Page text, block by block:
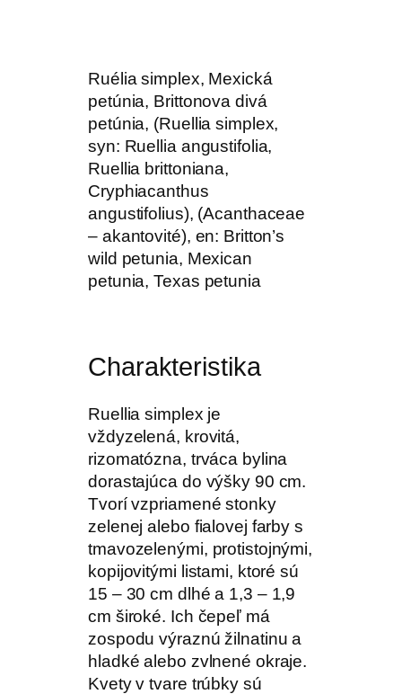
Ruélia simplex, Mexická
petúnia, Brittonova divá
petúnia, (Ruellia simplex,
syn: Ruellia angustifolia,
Ruellia brittoniana,
Cryphiacanthus
angustifolius), (Acanthaceae
– akantovité), en: Britton’s
wild petunia, Mexican
petunia, Texas petunia
Charakteristika
Ruellia simplex je
vždyzelená, krovitá,
rizomatózna, trváca bylina
dorastajúca do výšky 90 cm.
Tvorí vzpriamené stonky
zelenej alebo fialovej farby s
tmavozelenými, protistojnými,
kopijovitými listami, ktoré sú
15 – 30 cm dlhé a 1,3 – 1,9
cm široké. Ich čepeľ má
zospodu výraznú žilnatinu a
hladké alebo zvlnené okraje.
Kvety v tvare trúbky sú